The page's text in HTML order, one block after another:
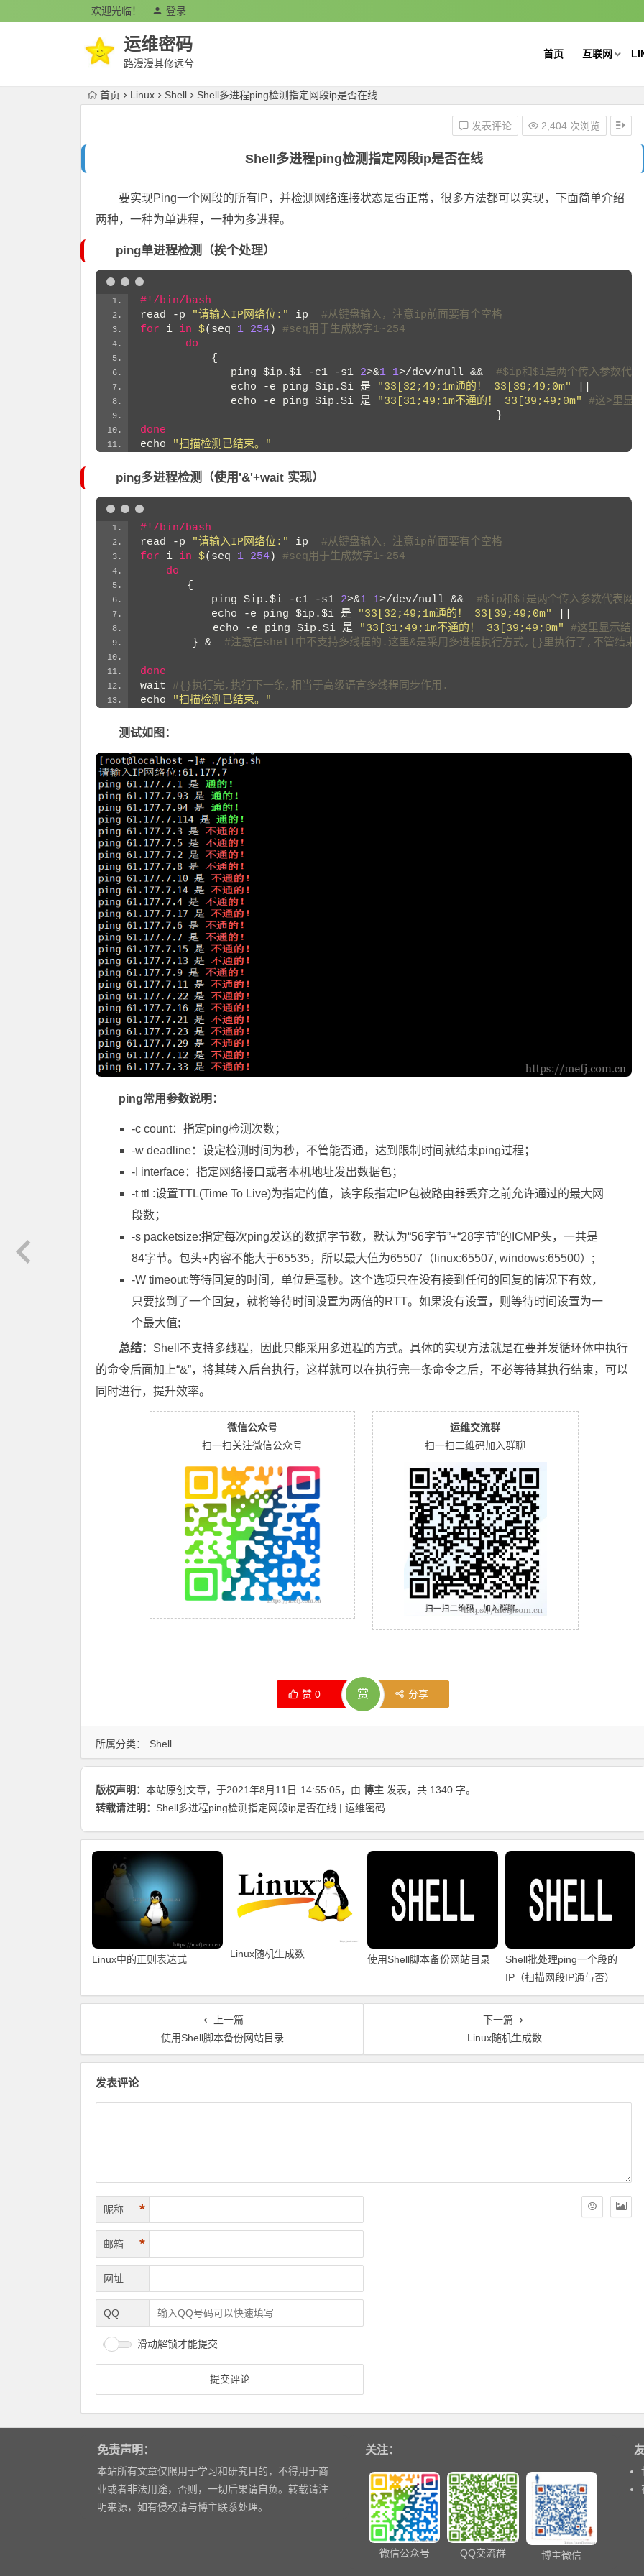
欢迎光临！ 登录
运维密码
路漫漫其修远兮
首页 互联网
首页 Linux Shell Shell多进程ping检测指定网段ip是否在线
Shell多进程ping检测指定网段ip是否在线
发表评论 2,404 次浏览
所属分类： Shell
要实现Ping一个网段的所有IP，并检测网络连接状态是否正常，很多方法都可以实现，下面简单介绍
两种，一种为单进程，一种为多进程。
ping单进程检测（挨个处理）
#!/bin/bash
read -p
"请输入IP网络位:" ip
#从键盘输入，注意ip前面要有个空格
for i in $(seq 1 254)
#seq用于生成数字1~254
do
           {
              ping
$ip .$i -c1 -s1 2>&1 1>/dev/null &&
#$ip和$i是两个传入参数代
              echo -e ping
$ip .$i 是 "33[32;49;1m通的！ 33[39;49;0m"
              echo -e ping
$ip .$i 是 "33[31;49;1m不通的！ 33[39;49;0m"
#这>里显
                                                       }
done
echo
"扫描检测已结束。"
ping多进程检测（使用'&'+wait 实现）
#!/bin/bash
read -p
"请输入IP网络位:" ip
#从键盘输入，注意ip前面要有个空格
for i in $(seq 1 254)
#seq用于生成数字1~254
do
	{
           ping
$ip .$i -c1 -s1 2>&1 1>/dev/null &&
#$ip和$i是两个传入参数代表网
           echo -e ping
$ip .$i 是 "33[32;49;1m通的！ 33[39;49;0m"
	    echo -e ping
$ip .$i 是 "33[31;49;1m不通的！ 33[39;49;0m"
#这里显示结
        } &
#注意在shell中不支持多线程的.这里&是采用多进程执行方式,{}里执行了,不管结束
done
wait #{}执行完,执行下一条,相当于高级语言多线程同步作用.
echo
"扫描检测已结束。"
测试如图：
ping常用参数说明：
-c count：指定ping检测次数；
-w deadline：设定检测时间为秒，不管能否通，达到限制时间就结束ping过程；
-I interface：指定网络接口或者本机地址发出数据包；
-t ttl :设置TTL(Time To Live)为指定的值，该字段指定IP包被路由器丢弃之前允许通过的最大网
段数；
-s packetsize:指定每次ping发送的数据字节数，默认为“56字节”+“28字节”的ICMP头，一共是
84字节。包头+内容不能大于65535，所以最大值为65507（linux:65507, windows:65500）;
-W timeout:等待回复的时间，单位是毫秒。这个选项只在没有接到任何的回复的情况下有效，
只要接到了一个回复，就将等待时间设置为两倍的RTT。如果没有设置，则等待时间设置为一
个最大值;
总结： Shell不支持多线程，因此只能采用多进程的方式。具体的实现方法就是在要并发循环体中执行
的命令后面加上“&”，将其转入后台执行，这样就可以在执行完一条命令之后，不必等待其执行结束，可以
同时进行，提升效率。
微信公众号
扫一扫关注微信公众号
运维交流群
扫一扫二维码加入群聊
赞 0 赏 分享
版权声明： 本站原创文章，于2021年8月11日 14:55:05，由 博主 发表，共 1340 字。
转载请注明： Shell多进程ping检测指定网段ip是否在线 | 运维密码
Linux中的正则表达式
Linux随机生成数
使用Shell脚本备份网站目录
Shell批处理ping一个段的
IP（扫描网段IP通与否）
上一篇
使用Shell脚本备份网站目录
下一篇
Linux随机生成数
发表评论
昵称 *
邮箱 *
网址
QQ
滑动解锁才能提交
免责声明：
本站所有文章仅限用于学习和研究目的，不得用于商
业或者非法用途，否则，一切后果请自负。转载请注
明来源，如有侵权请与博主联系处理。
关注：
微信公众号 QQ交流群 博主微信